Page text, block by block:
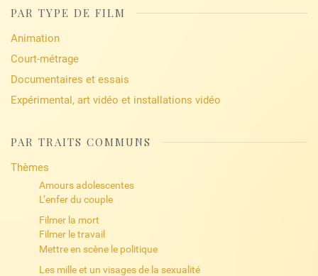
PAR TYPE DE FILM
Animation
Court-métrage
Documentaires et essais
Expérimental, art vidéo et installations vidéo
PAR TRAITS COMMUNS
Thèmes
Amours adolescentes
L’enfer du couple
Filmer la mort
Filmer le travail
Mettre en scène le politique
Les mille et un visages de la sexualité